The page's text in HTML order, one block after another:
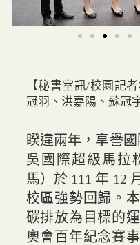
【秘書室訊/校園記
冠羽、洪嘉陽、蘇冠
睽違兩年，享譽
吳國際超級馬拉
馬）於 111 年 12
校區強勢回歸。
碳排放為目標的
奧會百年紀念賽